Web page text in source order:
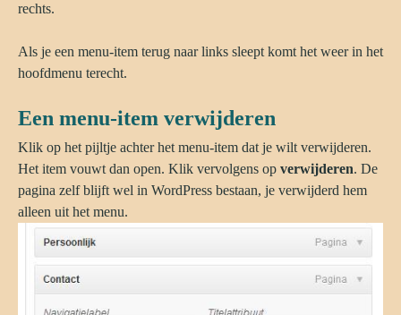
rechts.
Als je een menu-item terug naar links sleept komt het weer in het
hoofdmenu terecht.
Een menu-item verwijderen
Klik op het pijltje achter het menu-item dat je wilt verwijderen.
Het item vouwt dan open. Klik vervolgens op verwijderen. De
pagina zelf blijft wel in WordPress bestaan, je verwijderd hem
alleen uit het menu.